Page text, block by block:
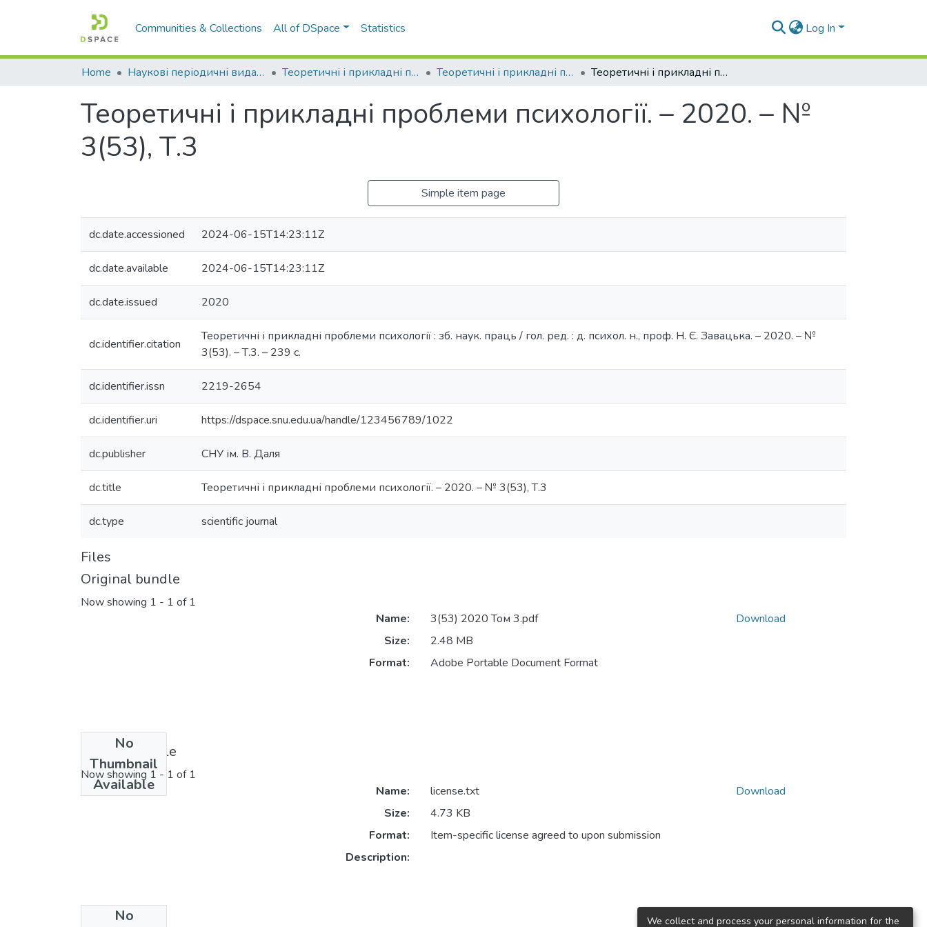
Communities & Collections All of DSpace Statistics Log In
Home Наукові періодичні видання СНУ ім. В. Даля Теоретичні і прикладні проблеми психології та соціальної роботи Теоретичні і прикладні проблеми психології. – 2020 р. Теоретичні і прикладні проблеми психології. – 2020. – № 3(53), Т.3
Теоретичні і прикладні проблеми психології. – 2020. – №
3(53), Т.3
Simple item page
dc.date.accessioned 2024-06-15T14:23:11Z
dc.date.available 2024-06-15T14:23:11Z
dc.date.issued 2020
dc.identifier.citation
Теоретичні і прикладні проблеми психології : зб. наук. праць / гол. ред. : д. психол. н., проф. Н. Є. Завацька. – 2020. – №
3(53). – Т.3. – 239 с.
dc.identifier.issn 2219-2654
dc.identifier.uri https://dspace.snu.edu.ua/handle/123456789/1022
dc.publisher СНУ ім. В. Даля
dc.title Теоретичні і прикладні проблеми психології. – 2020. – № 3(53), Т.3
dc.type scientific journal
Files
Original bundle
Now showing 1 - 1 of 1
No
Thumbnail
Available
Name:
3(53) 2020 Том 3.pdf
Size:
2.48 MB
Format:
Adobe Portable Document Format
Download
License bundle
Now showing 1 - 1 of 1
No
Name:
license.txt
Size:
4.73 KB
Format:
Item-specific license agreed to upon submission
Description:
Download
Collections We collect and process your personal information for the